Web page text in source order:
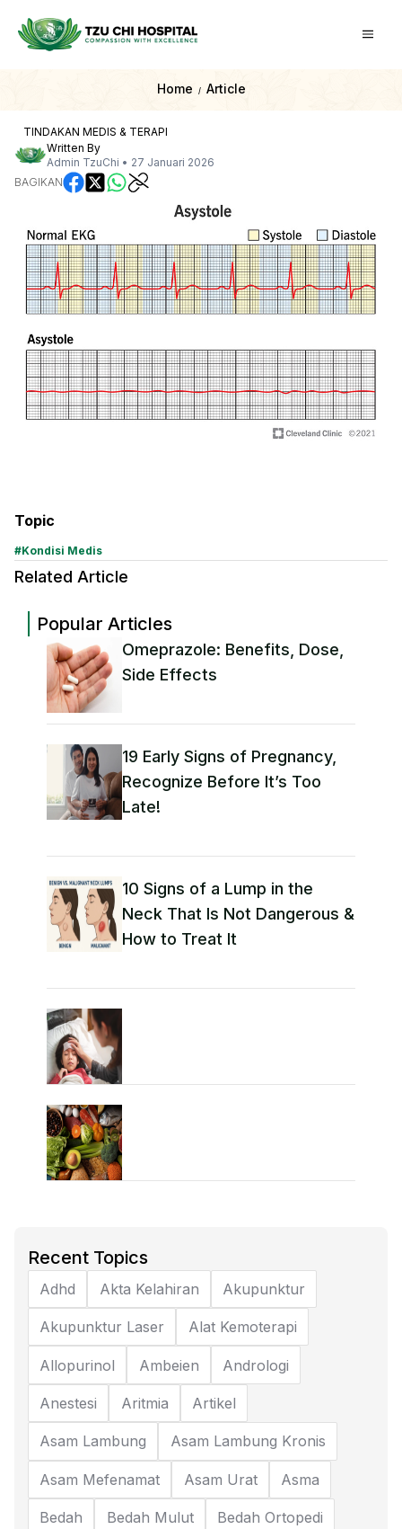
Home / Article
TINDAKAN MEDIS & TERAPI
Written By
Admin TzuChi • 27 Januari 2026
BAGIKAN
Topic
#Kondisi Medis
Related Article
Popular Articles
Omeprazole: Benefits, Dose,
Side Effects
19 Early Signs of Pregnancy,
Recognize Before It’s Too
Late!
10 Signs of a Lump in the
Neck That Is Not Dangerous &
How to Treat It
Recent Topics
Adhd Akta Kelahiran Akupunktur
Akupunktur Laser Alat Kemoterapi
Allopurinol Ambeien Andrologi
Anestesi Aritmia Artikel
Asam Lambung Asam Lambung Kronis
Asam Mefenamat Asam Urat Asma
Bedah Bedah Mulut Bedah Ortopedi